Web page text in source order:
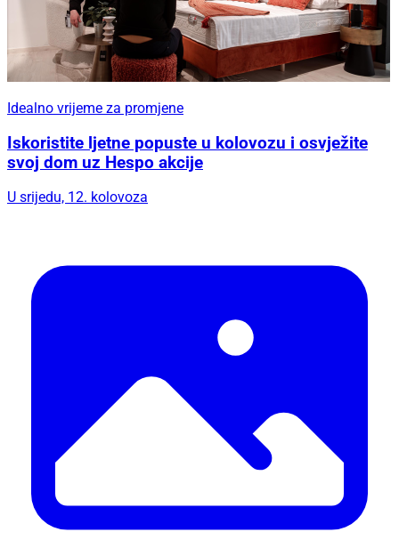
Idealno vrijeme za promjene
Iskoristite ljetne popuste u kolovozu i osvježite
svoj dom uz Hespo akcije
U srijedu, 12. kolovoza